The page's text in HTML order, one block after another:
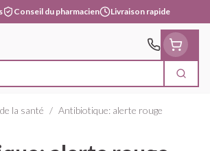
Conseil du pharmacien Livraison rapide
la santé / Antibiotique: alerte rouge